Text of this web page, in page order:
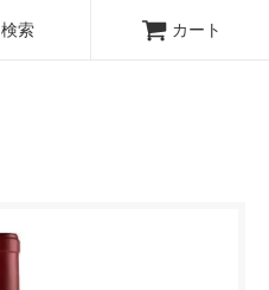
検索 カート